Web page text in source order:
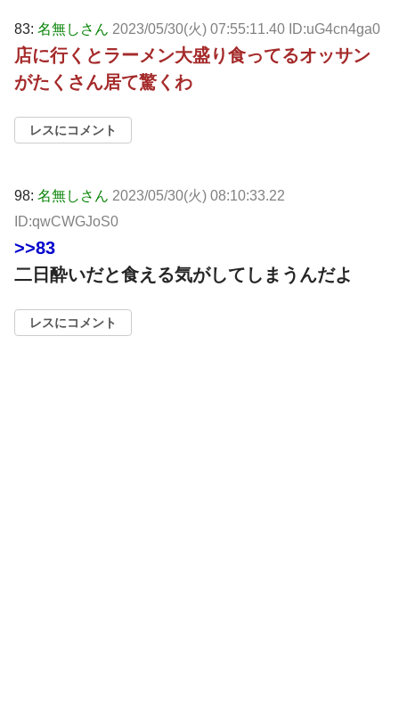
83: 名無しさん 2023/05/30(火) 07:55:11.40 ID:uG4cn4ga0
店に行くとラーメン大盛り食ってるオッサン
がたくさん居て驚くわ
レスにコメント
98: 名無しさん 2023/05/30(火) 08:10:33.22
ID:qwCWGJoS0
>>83
二日酔いだと食える気がしてしまうんだよ
レスにコメント